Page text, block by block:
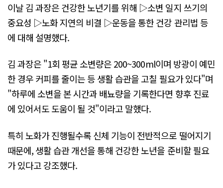
이날 김 과장은 건강한 노년기를 위해 ▷소변 일지 쓰기의
중요성 ▷노화 지연의 비결 ▷운동을 통한 건강 관리법 등
에 대해 설명했다.
김 과장은 "1회 평균 소변량은 200~300ml이며 방광이 예민
한 경우 커피를 줄이는 등 생활 습관을 고칠 필요가 있다"며
"하루에 소변을 본 시간과 배뇨량을 기록한다면 향후 진료
에 있어서도 도움이 될 것"이라고 말했다.
특히 노화가 진행될수록 신체 기능이 전반적으로 떨어지기
때문에, 생활 습관 개선을 통해 건강한 노년을 준비할 필요
가 있다고 강조했다.